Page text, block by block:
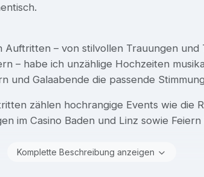
– von stilvollen Trauungen und
– habe ich unzählige Hochzeiten
und Galaabende die passende
zählen hochrangige Events wie die
im Casino Baden und Linz sowie Feiern
Komplette Beschreibung anzeigen